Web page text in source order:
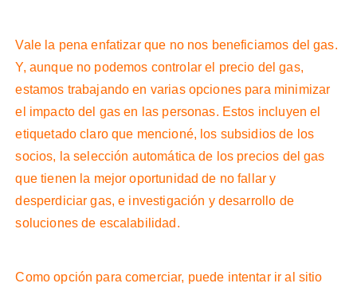
Vale la pena enfatizar que no nos beneficiamos del gas.
Y, aunque no podemos controlar el precio del gas,
estamos trabajando en varias opciones para minimizar
el impacto del gas en las personas. Estos incluyen el
etiquetado claro que mencioné, los subsidios de los
socios, la selección automática de los precios del gas
que tienen la mejor oportunidad de no fallar y
desperdiciar gas, e investigación y desarrollo de
soluciones de escalabilidad.
Como opción para comerciar, puede intentar ir al sitio